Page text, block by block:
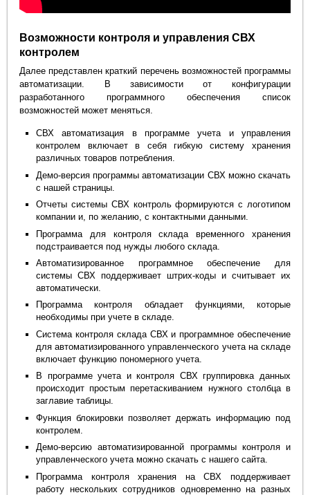
Возможности контроля и управления СВХ
контролем
Далее представлен краткий перечень возможностей программы
автоматизации. В зависимости от конфигурации
разработанного программного обеспечения список
возможностей может меняться.
СВХ автоматизация в программе учета и управления
контролем включает в себя гибкую систему хранения
различных товаров потребления.
Демо-версия программы автоматизации СВХ можно скачать
с нашей страницы.
Отчеты системы СВХ контроль формируются с логотипом
компании и, по желанию, с контактными данными.
Программа для контроля склада временного хранения
подстраивается под нужды любого склада.
Автоматизированное программное обеспечение для
системы СВХ поддерживает штрих-коды и считывает их
автоматически.
Программа контроля обладает функциями, которые
необходимы при учете в складе.
Система контроля склада СВХ и программное обеспечение
для автоматизированного управленческого учета на складе
включает функцию пономерного учета.
В программе учета и контроля СВХ группировка данных
происходит простым перетаскиванием нужного столбца в
заглавие таблицы.
Функция блокировки позволяет держать информацию под
контролем.
Демо-версию автоматизированной программы контроля и
управленческого учета можно скачать с нашего сайта.
Программа контроля хранения на СВХ поддерживает
работу нескольких сотрудников одновременно на разных